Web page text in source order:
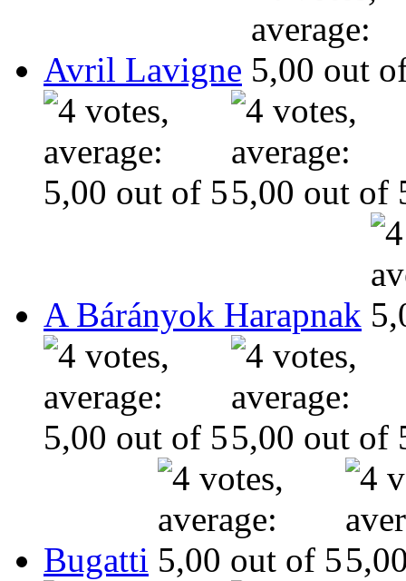
Avril Lavigne
A Bárányok Harapnak
Bugatti